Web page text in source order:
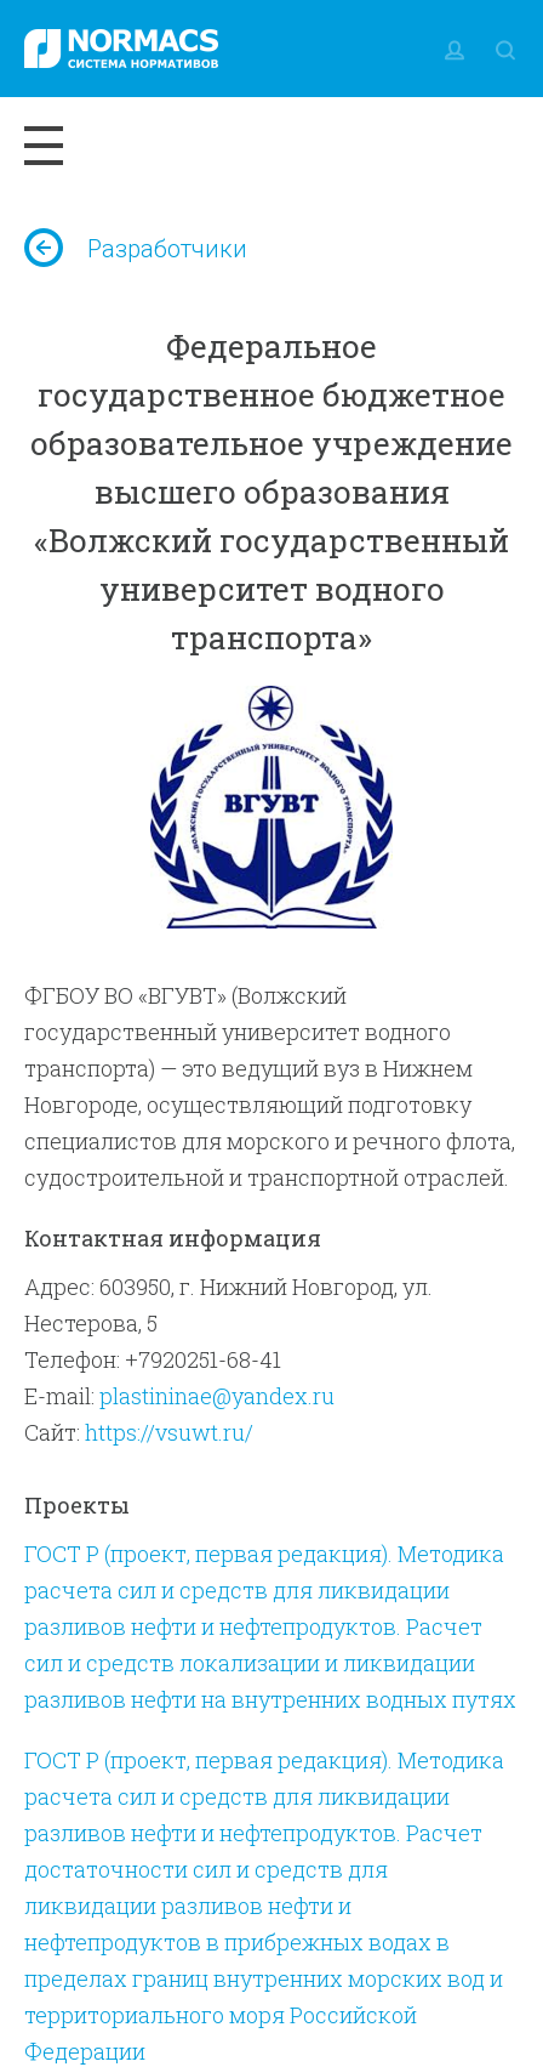
Разработчики
Федеральное
государственное бюджетное
образовательное учреждение
высшего образования
«Волжский государственный
университет водного
транспорта»
ФГБОУ ВО «ВГУВТ» (Волжский
государственный университет водного
транспорта) — это ведущий вуз в Нижнем
Новгороде, осуществляющий подготовку
специалистов для морского и речного флота,
судостроительной и транспортной отраслей.
Контактная информация
Адрес: 603950, г. Нижний Новгород, ул.
Нестерова, 5
Телефон: +7920251-68-41
E-mail:plastininae@yandex.ru
Сайт:https://vsuwt.ru/
Проекты
ГОСТ Р (проект, первая редакция). Методика
расчета сил и средств для ликвидации
разливов нефти и нефтепродуктов. Расчет
сил и средств локализации и ликвидации
разливов нефти на внутренних водных путях
ГОСТ Р (проект, первая редакция). Методика
расчета сил и средств для ликвидации
разливов нефти и нефтепродуктов. Расчет
достаточности сил и средств для
ликвидации разливов нефти и
нефтепродуктов в прибрежных водах в
пределах границ внутренних морских вод и
территориального моря Российской
Федерации